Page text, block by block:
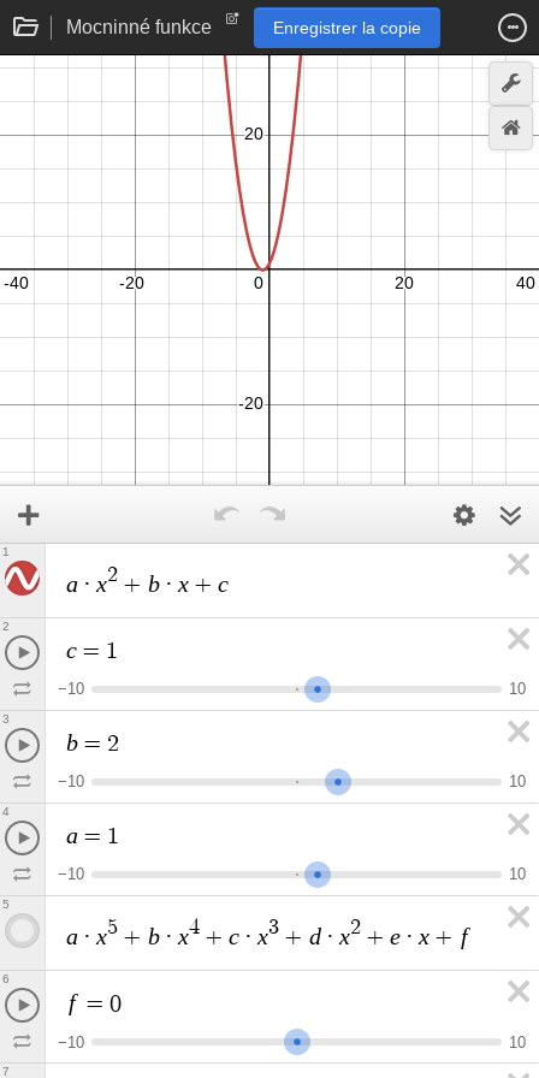
Mocninné funkce Enregistrer la copie
a · x2 + b · x + c
1
c = 1
−10 10
2
b = 2
−10 10
3
a = 1
−10 10
4
a · x5 + b · x4 + c · x3 + d · x2 + e · x + f
5
f = 0
−10 10
6
7